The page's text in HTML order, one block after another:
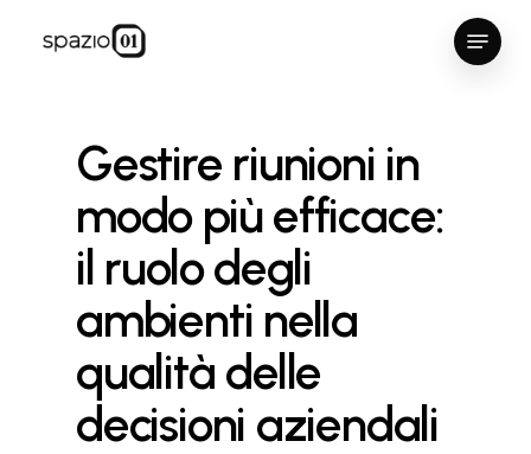
Menu
Gestire riunioni in
modo più efficace:
il ruolo degli
ambienti nella
qualità delle
decisioni aziendali